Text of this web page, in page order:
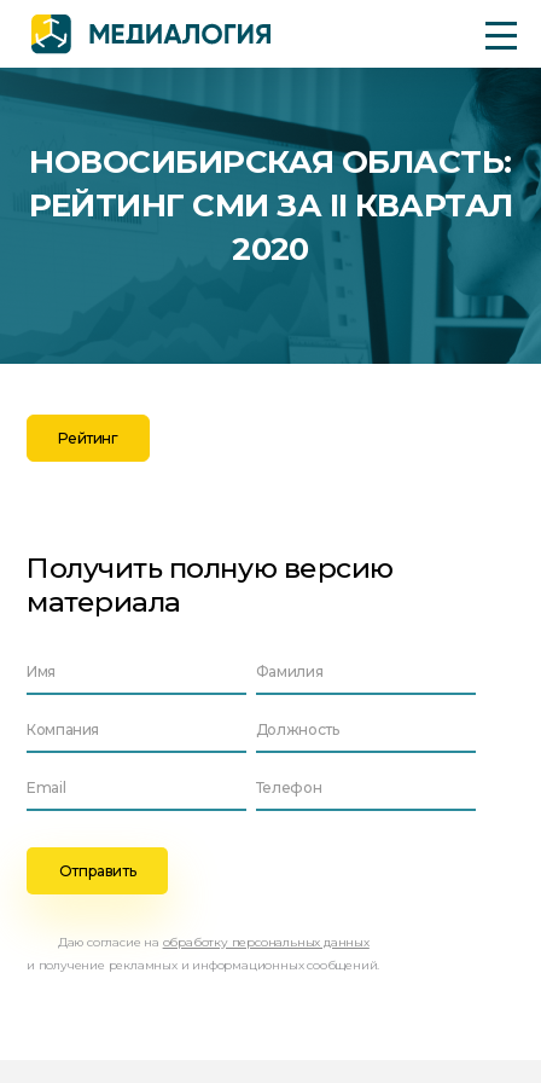
НОВОСИБИРСКАЯ ОБЛАСТЬ:
РЕЙТИНГ СМИ ЗА II КВАРТАЛ
2020
Рейтинг
Получить полную версию
материала
Даю согласие на обработку персональных данных
и получение рекламных и информационных сообщений.